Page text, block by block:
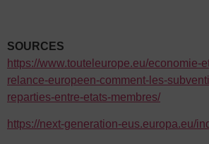
SOURCES
https://www.touteleurope.eu/economie-
relance-europeen-comment-les-
reparties-entre-etats-membres/
https://next-generation-eus.europa.eu/